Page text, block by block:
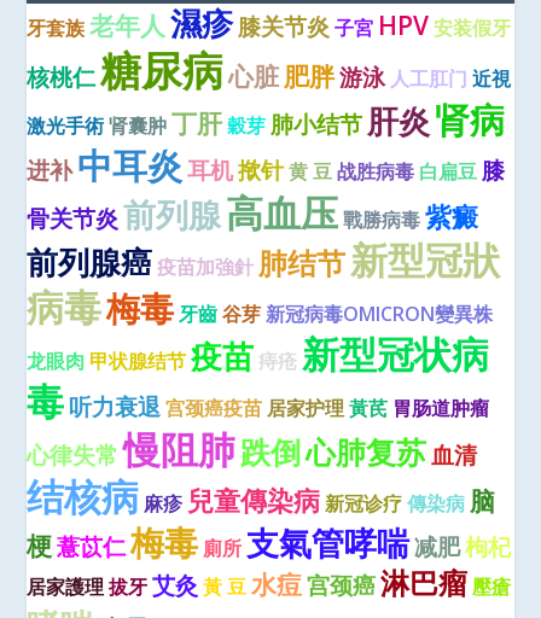
牙套族 老年人濕疹膝关节炎 子宮 HPV 安装假牙
核桃仁糖尿病心脏肥胖游泳 人工肛门 近視
激光手術 肾囊肿 丁肝穀芽 肺小结节肝炎肾病
进补中耳炎 耳机揿针黄 豆 战胜病毒 白扁豆 膝
骨关节炎 前列腺高血压 戰勝病毒 紫癜
前列腺癌 疫苗加強針 肺结节新型冠狀
病毒梅毒 牙齒 谷芽 新冠病毒OMICRON變異株
龙眼肉 甲状腺结节 疫苗 痔疮 新型冠状病
毒听力衰退 宫颈癌疫苗 居家护理 黃芪 胃肠道肿瘤
心律失常 慢阻肺跌倒心肺复苏血清
结核病 麻疹 兒童傳染病 新冠诊疗 傳染病 脑
梗薏苡仁梅毒 廁所 支氣管哮喘减肥枸杞
居家護理 拔牙 艾灸 黃 豆 水痘宫颈癌淋巴瘤 壓瘡